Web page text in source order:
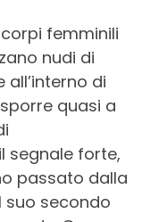
femminili
nudi di
di
quasi a
segnale forte,
passato dalla
secondo